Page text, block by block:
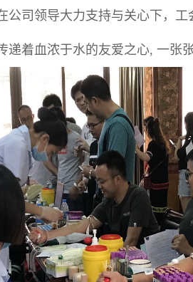
公司领导大力支持与关心下，
递着血浓于水的友爱之心, 一张